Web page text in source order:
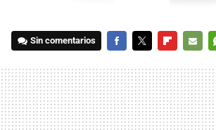
Sin comentarios
MAIL